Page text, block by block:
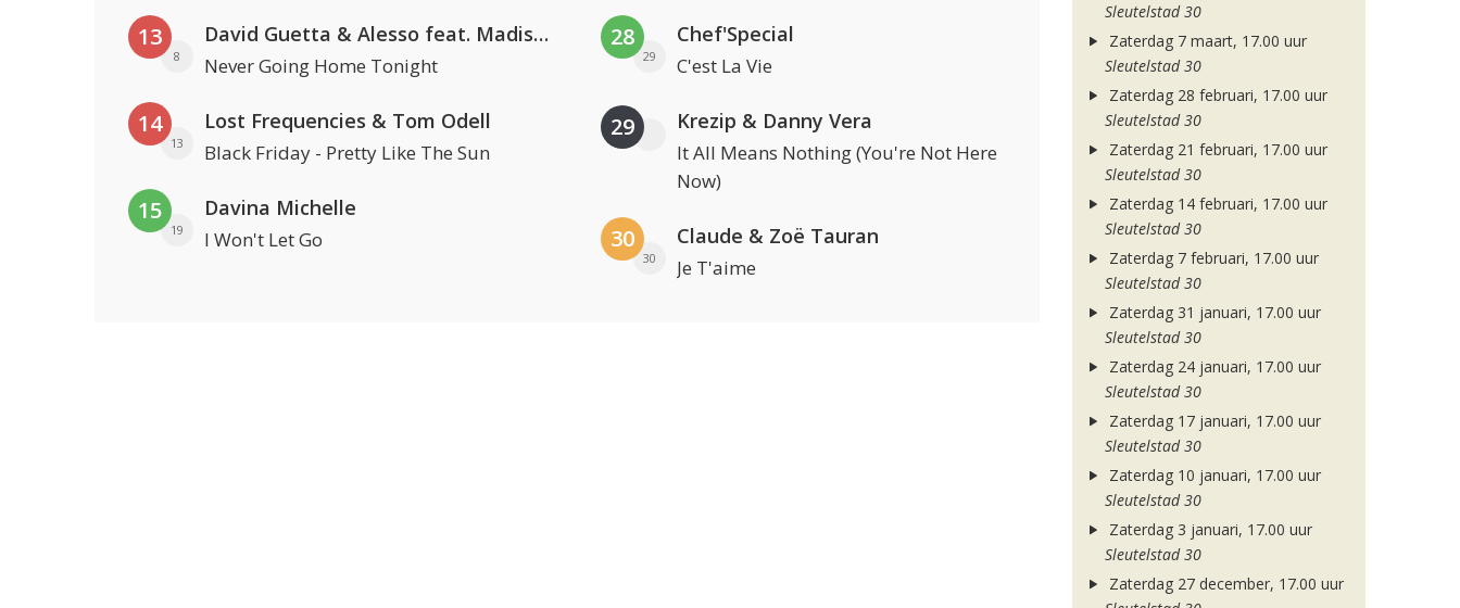
13
8
David Guetta & Alesso feat. Madison Love
Never Going Home Tonight
14
13
Lost Frequencies & Tom Odell
Black Friday - Pretty Like The Sun
15
19
Davina Michelle
I Won't Let Go
28
29
Chef'Special
C'est La Vie
29 Krezip & Danny Vera
It All Means Nothing (You're Not Here
Now)
30
30
Claude & Zoë Tauran
Je T'aime
Sleutelstad 30
Zaterdag 7 maart, 17.00 uur
Sleutelstad 30
Zaterdag 28 februari, 17.00 uur
Sleutelstad 30
Zaterdag 21 februari, 17.00 uur
Sleutelstad 30
Zaterdag 14 februari, 17.00 uur
Sleutelstad 30
Zaterdag 7 februari, 17.00 uur
Sleutelstad 30
Zaterdag 31 januari, 17.00 uur
Sleutelstad 30
Zaterdag 24 januari, 17.00 uur
Sleutelstad 30
Zaterdag 17 januari, 17.00 uur
Sleutelstad 30
Zaterdag 10 januari, 17.00 uur
Sleutelstad 30
Zaterdag 3 januari, 17.00 uur
Sleutelstad 30
Zaterdag 27 december, 17.00 uur